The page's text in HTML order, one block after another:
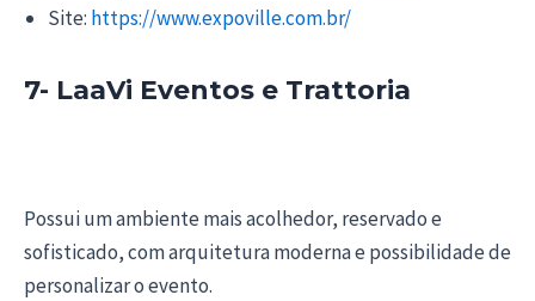
Site: https://www.expoville.com.br/
7- LaaVi Eventos e Trattoria
Possui um ambiente mais acolhedor, reservado e
sofisticado, com arquitetura moderna e possibilidade de
personalizar o evento.